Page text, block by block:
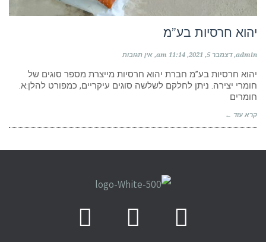
יהוא חרסיות בע”מ
admin דצמבר 5, 2021 11:14 am אין תגובות
יהוא חרסיות בע”מ חברת יהוא חרסיות מייצרת מספר סוגים של
חומרי יצירה. ניתן לחלקם לשלשה סוגים עיקריים, כמפורט להלן:א.
חומרים
קרא עוד ←